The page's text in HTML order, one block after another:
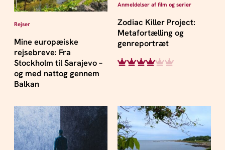
Rejser
Mine europæiske
rejsebreve: Fra
Stockholm til Sarajevo –
og med nattog gennem
Balkan
Anmeldelser af film og serier
Zodiac Killer Project:
Metafortælling og
genreportræt